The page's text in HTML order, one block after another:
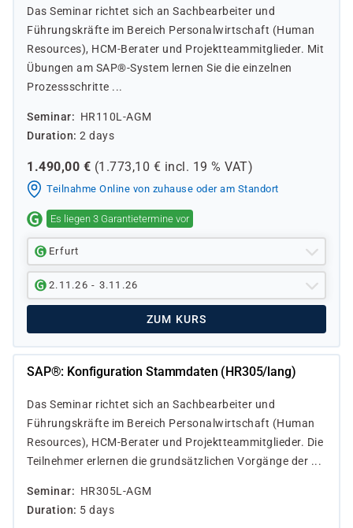
Das Seminar richtet sich an Sachbearbeiter und
Führungskräfte im Bereich Personalwirtschaft (Human
Resources), HCM-Berater und Projektteammitglieder. Mit
Übungen am SAP®-System lernen Sie die einzelnen
Prozessschritte ...
Seminar
HR110L-AGM
Duration 2 days
1.490,00 € (1.773,10 € incl. 19 % VAT)
Teilnahme Online von zuhause oder am Standort
Es liegen 3 Garantietermine vor
Erfurt
2.11.26 - 3.11.26
ZUM KURS
SAP®: Konfiguration Stammdaten (HR305/lang)
Das Seminar richtet sich an Sachbearbeiter und
Führungskräfte im Bereich Personalwirtschaft (Human
Resources), HCM-Berater und Projektteammitglieder. Die
Teilnehmer erlernen die grundsätzlichen Vorgänge der ...
Seminar
HR305L-AGM
Duration
5 days